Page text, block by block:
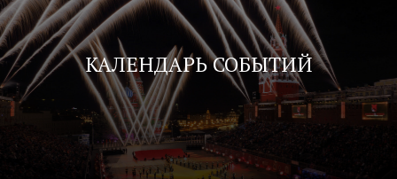
КАЛЕНДАРЬ СОБЫТИЙ